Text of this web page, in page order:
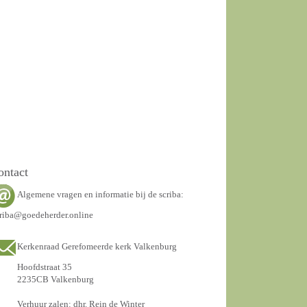
Algemene vragen en informatie bij de scriba:
Kerkenraad Gerefomeerde kerk Valkenburg
Hoofdstraat 35
2235CB Valkenburg
Verhuur zalen: dhr. Rein de Winter